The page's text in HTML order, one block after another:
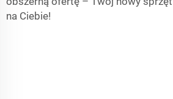
na Ciebie!